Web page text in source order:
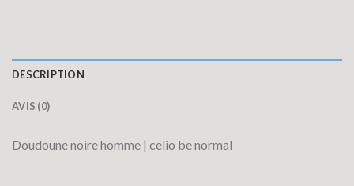
DESCRIPTION
AVIS (0)
Doudoune noire homme | celio be normal